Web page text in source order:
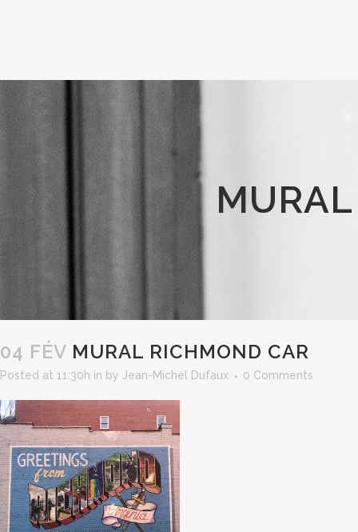
04 FÉV MURAL RICHMOND CAR
Posted at 11:30h in by Jean-Michel Dufaux 0 Comments